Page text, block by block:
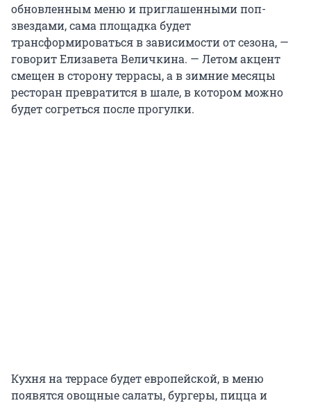
обновленным меню и приглашенными поп-
звездами, сама площадка будет
трансформироваться в зависимости от сезона, —
говорит Елизавета Величкина. — Летом акцент
смещен в сторону террасы, а в зимние месяцы
ресторан превратится в шале, в котором можно
будет согреться после прогулки.
Кухня на террасе будет европейской, в меню
появятся овощные салаты, бургеры, пицца и